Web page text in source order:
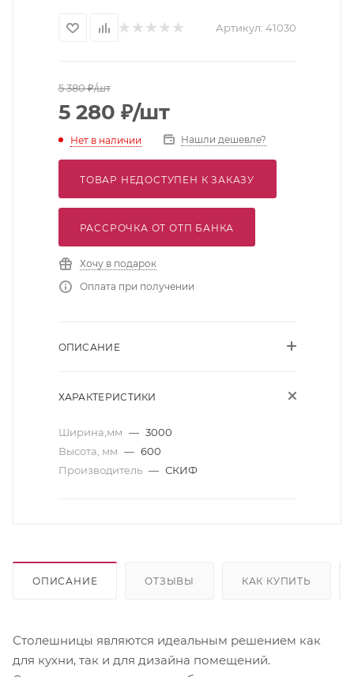
Артикул: 41030
5 380₽/шт
5 280 ₽/шт
Нет в наличии Нашли дешевле?
ТОВАР НЕДОСТУПЕН К ЗАКАЗУ
РАССРОЧКА ОТ ОТП БАНКА
Хочу в подарок
Оплата при получении
ОПИСАНИЕ
ХАРАКТЕРИСТИКИ
Ширина,мм — 3000
Высота, мм — 600
Производитель — СКИФ
ОПИСАНИЕ ОТЗЫВЫ КАК КУПИТЬ
Столешницы являются идеальным решением как
для кухни, так и для дизайна помещений.